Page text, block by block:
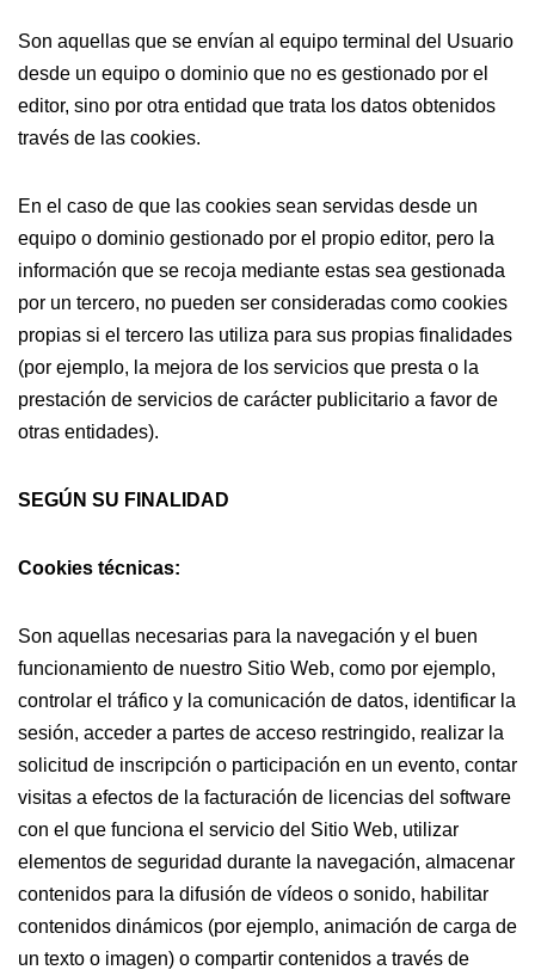
Son aquellas que se envían al equipo terminal del Usuario
desde un equipo o dominio que no es gestionado por el
editor, sino por otra entidad que trata los datos obtenidos
través de las cookies.
En el caso de que las cookies sean servidas desde un
equipo o dominio gestionado por el propio editor, pero la
información que se recoja mediante estas sea gestionada
por un tercero, no pueden ser consideradas como cookies
propias si el tercero las utiliza para sus propias finalidades
(por ejemplo, la mejora de los servicios que presta o la
prestación de servicios de carácter publicitario a favor de
otras entidades).
SEGÚN SU FINALIDAD
Cookies técnicas:
Son aquellas necesarias para la navegación y el buen
funcionamiento de nuestro Sitio Web, como por ejemplo,
controlar el tráfico y la comunicación de datos, identificar la
sesión, acceder a partes de acceso restringido, realizar la
solicitud de inscripción o participación en un evento, contar
visitas a efectos de la facturación de licencias del software
con el que funciona el servicio del Sitio Web, utilizar
elementos de seguridad durante la navegación, almacenar
contenidos para la difusión de vídeos o sonido, habilitar
contenidos dinámicos (por ejemplo, animación de carga de
un texto o imagen) o compartir contenidos a través de